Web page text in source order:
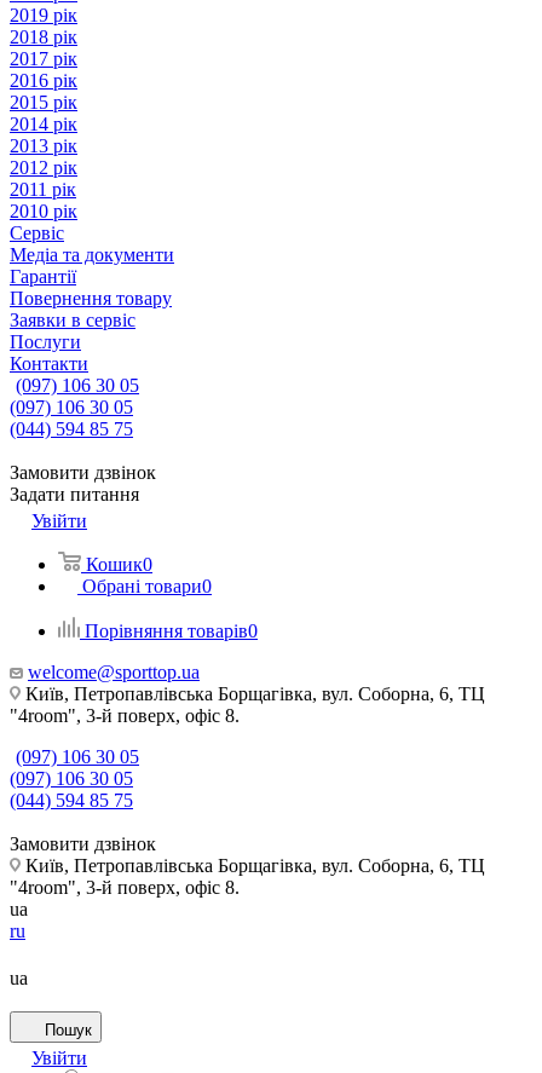
2019 рік
2018 рік
2017 рік
2016 рік
2015 рік
2014 рік
2013 рік
2012 рік
2011 рік
2010 рік
Сервіс
Медіа та документи
Гарантії
Повернення товару
Заявки в сервіс
Послуги
Контакти
(097) 106 30 05
(097) 106 30 05
(044) 594 85 75
Замовити дзвінок
Задати питання
Увійти
Кошик0
Обрані товари0
Порівняння товарів0
welcome@sporttop.ua
Київ, Петропавлівська Борщагівка, вул. Соборна, 6, ТЦ
"4room", 3-й поверх, офіс 8.
(097) 106 30 05
(097) 106 30 05
(044) 594 85 75
Замовити дзвінок
Київ, Петропавлівська Борщагівка, вул. Соборна, 6, ТЦ
"4room", 3-й поверх, офіс 8.
ua
ru
ua
Пошук
Увійти